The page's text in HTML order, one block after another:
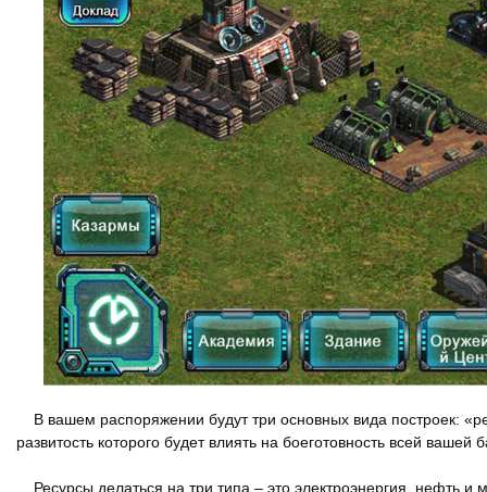
В вашем распоряжении будут три основных вида построек:
развитость которого будет влиять на боеготовность всей
Ресурсы делаться на три типа – это электроэнергия, нефть и